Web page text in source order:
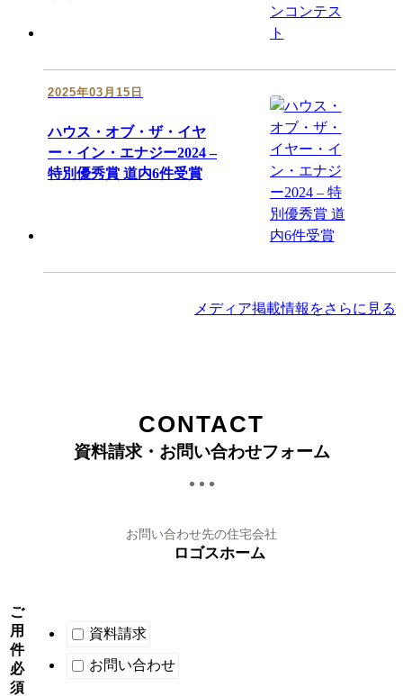
2025年03月15日
ハウス・オブ・ザ・イヤ
ー・イン・エナジー2024 –
特別優秀賞 道内6件受賞
メディア掲載情報をさらに見る
CONTACT
資料請求・お問い合わせフォーム
お問い合わせ先の住宅会社
ロゴスホーム
ご
用
件
必
須
資料請求
お問い合わせ